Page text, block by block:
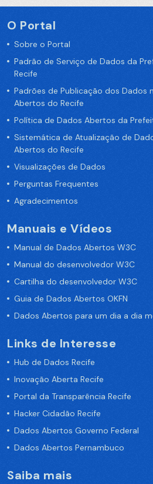
O Portal
Sobre o Portal
Padrão de Serviço de Dados da
Recife
Padrões de Publicação dos Dados
Abertos do Recife
Política de Dados Abertos da
Sistemática de Atualização de
Abertos do Recife
Visualizações de Dados
Perguntas Frequentes
Agradecimentos
Manuais e Vídeos
Manual de Dados Abertos W3C
Manual do desenvolvedor W3C
Cartilha do desenvolvedor W3C
Guia de Dados Abertos OKFN
Dados Abertos para um dia a dia
Links de Interesse
Hub de Dados Recife
Inovação Aberta Recife
Portal da Transparência Recife
Hacker Cidadão Recife
Dados Abertos Governo Federal
Dados Abertos Pernambuco
Saiba mais